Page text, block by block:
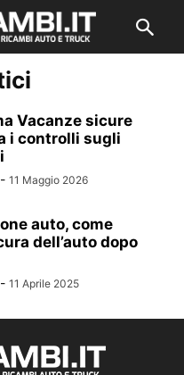
Vacanze sicure
i controlli sugli
- 11 Maggio 2026
auto, come
dell’auto dopo
- 11 Aprile 2025